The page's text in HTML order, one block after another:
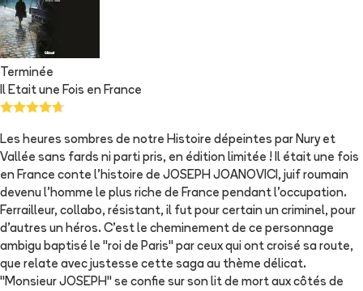
Terminée
Il Etait une Fois en France
Les heures sombres de notre Histoire dépeintes par Nury et
Vallée sans fards ni parti pris, en édition limitée ! Il était une fois
en France conte l'histoire de JOSEPH JOANOVICI, juif roumain
devenu l'homme le plus riche de France pendant l'occupation.
Ferrailleur, collabo, résistant, il fut pour certain un criminel, pour
d'autres un héros. C'est le cheminement de ce personnage
ambigu baptisé le "roi de Paris" par ceux qui ont croisé sa route,
que relate avec justesse cette saga au thème délicat.
"Monsieur JOSEPH" se confie sur son lit de mort aux côtés de